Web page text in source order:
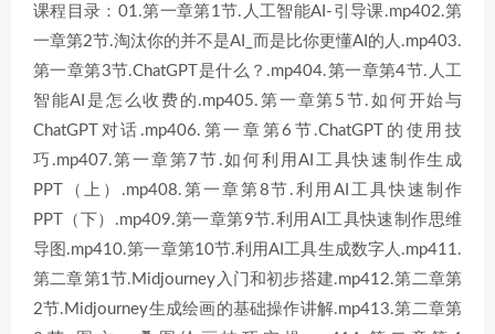
课程目录：01.第一章第1节.人工智能AI-引导课.mp402.第
一章第2节.淘汰你的并不是AI_而是比你更懂AI的人.mp403.
第一章第3节.ChatGPT是什么？.mp404.第一章第4节.人工
智能AI是怎么收费的.mp405.第一章第5节.如何开始与
ChatGPT对话.mp406.第一章第6节.ChatGPT的使用技
巧.mp407.第一章第7节.如何利用AI工具快速制作生成
PPT（上）.mp408.第一章第8节.利用AI工具快速制作
PPT（下）.mp409.第一章第9节.利用AI工具快速制作思维
导图.mp410.第一章第10节.利用AI工具生成数字人.mp411.
第二章第1节.Midjourney入门和初步搭建.mp412.第二章第
2节.Midjourney生成绘画的基础操作讲解.mp413.第二章第